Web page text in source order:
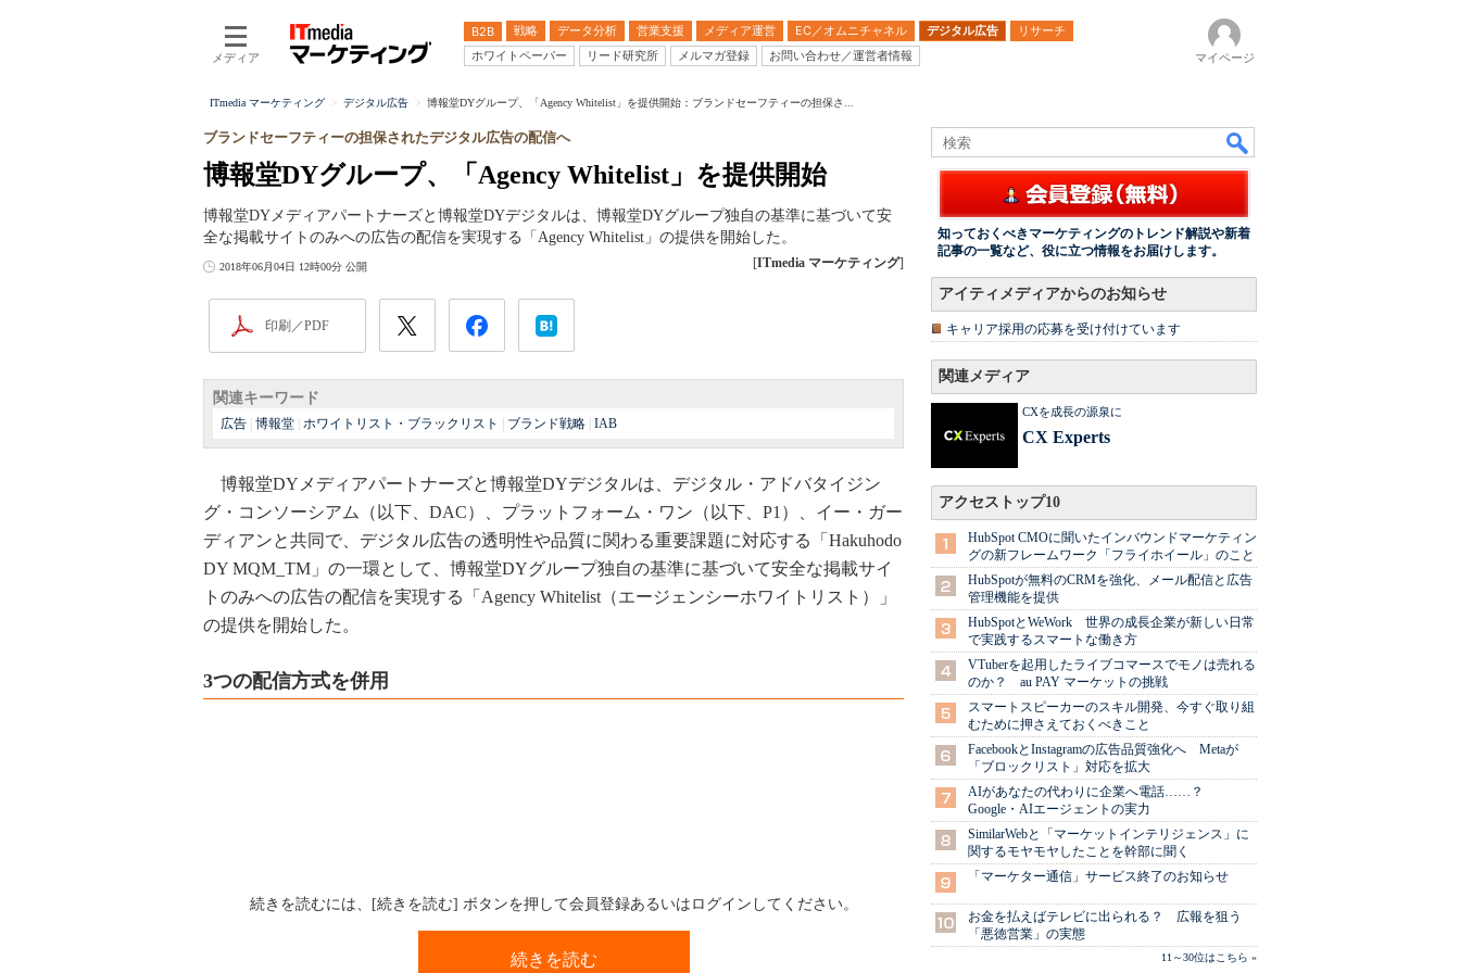
メディア
B2B 戦略 データ分析 営業支援 メディア運営 EC／オムニチャネル デジタル広告
リサーチ
ホワイトペーパー
リード研究所 メルマガ登録 お問い合わせ／運営者情報 マイページ
ITmedia マーケティング デジタル広告 博報堂DYグループ、「Agency Whitelist」を提供開始：ブランドセーフティーの担保さ...
博報堂DYグループ、「Agency Whitelist」を提供開始
ブランドセーフティーの担保されたデジタル広告の配信へ
博報堂DYメディアパートナーズと博報堂DYデジタルは、博報堂DYグループ独自の基準に基づいて安
全な掲載サイトのみへの広告の配信を実現する「Agency Whitelist」の提供を開始した。
2018年06月04日 12時00分 公開 [ITmedia マーケティング]
印刷／PDF
関連キーワード
広告 博報堂 ホワイトリスト・ブラックリスト ブランド戦略 IAB
博報堂DYメディアパートナーズと博報堂DYデジタルは、デジタル・アドバタイジン
グ・コンソーシアム（以下、DAC）、プラットフォーム・ワン（以下、P1）、イー・ガー
ディアンと共同で、デジタル広告の透明性や品質に関わる重要課題に対応する「Hakuhodo
DY MQM_TM」の一環として、博報堂DYグループ独自の基準に基づいて安全な掲載サイ
トのみへの広告の配信を実現する「Agency Whitelist（エージェンシーホワイトリスト）」
の提供を開始した。
3つの配信方式を併用
続きを読むには、[続きを読む] ボタンを押して会員登録あるいはログインしてください。
続きを読む
知っておくべきマーケティングのトレンド解説や新着
記事の一覧など、役に立つ情報をお届けします。
アイティメディアからのお知らせ
キャリア採用の応募を受け付けています
関連メディア
CXを成長の源泉に
CX Experts
アクセストップ10
HubSpot CMOに聞いたインバウンドマーケティン
グの新フレームワーク「フライホイール」のこと
HubSpotが無料のCRMを強化、メール配信と広告
管理機能を提供
HubSpotとWeWork 世界の成長企業が新しい日常
で実践するスマートな働き方
VTuberを起用したライブコマースでモノは売れる
のか？ au PAY マーケットの挑戦
スマートスピーカーのスキル開発、今すぐ取り組
むために押さえておくべきこと
FacebookとInstagramの広告品質強化へ Metaが
「ブロックリスト」対応を拡大
AIがあなたの代わりに企業へ電話……？
Google・AIエージェントの実力
SimilarWebと「マーケットインテリジェンス」に
関するモヤモヤしたことを幹部に聞く
「マーケター通信」サービス終了のお知らせ
お金を払えばテレビに出られる？ 広報を狙う
「悪徳営業」の実態
11～30位はこちら »